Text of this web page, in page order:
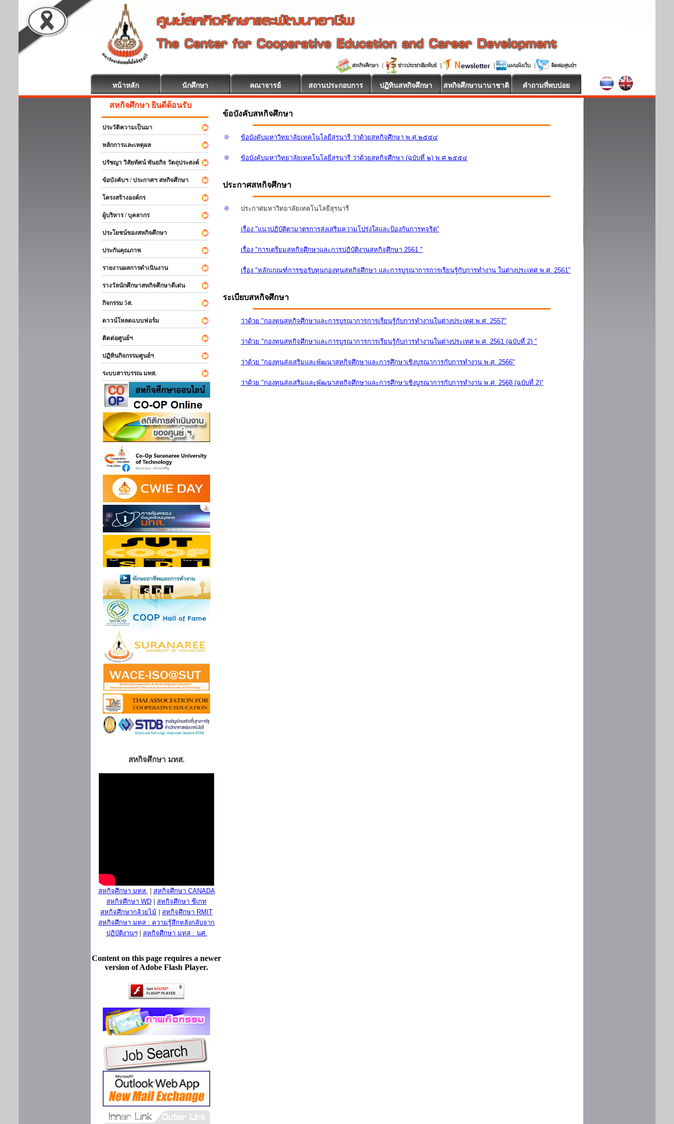
หน้าหลัก นักศึกษา คณาจารย์ สถานประกอบการ ปฏิทินสหกิจศึกษา สหกิจศึกษานานาชาติ คำถามที่พบบ่อย
สหกิจศึกษา ยินดีต้อนรับ
ประวัติความเป็นมา
หลักการและเหตุผล
ปรัชญา วิสัยทัศน์ พันธกิจ วัตถุประสงค์
ข้อบังคับฯ / ประกาศฯ สหกิจศึกษา
โครงสร้างองค์กร
ผู้บริหาร / บุคลากร
ประโยชน์ของสหกิจศึกษา
ประกันคุณภาพ
รายงานผลการดำเนินงาน
รางวัลนักศึกษาสหกิจศึกษาดีเด่น
กิจกรรม 5ส.
ดาวน์โหลดแบบฟอร์ม
ติดต่อศูนย์ฯ
ปฏิทินกิจกรรมศูนย์ฯ
ระบบสารบรรณ มทส.
สหกิจศึกษา มทส.
สหกิจศึกษา มทส.
สหกิจศึกษา CANADA
สหกิจศึกษา WD
สหกิจศึกษา ซีเกท
สหกิจศึกษากล้วยไม้
สหกิจศึกษา RMIT
สหกิจศึกษา มทส : ความรู้สึกหลังกลับจาก
ปฏิบัติงานฯ| สหกิจศึกษา มทส : นศ.
Content on this page requires a newer
version of Adobe Flash Player.
ข้อบังคับสหกิจศึกษา
ข้อบังคับมหาวิทยาลัยเทคโนโลยีสุรนารี ว่าด้วยสหกิจศึกษา พ.ศ.๒๕๕๔
ข้อบังคับมหาวิทยาลัยเทคโนโลยีสุรนารี ว่าด้วยสหกิจศึกษา (ฉบับที่ ๒) พ.ศ.๒๕๕๔
ประกาศสหกิจศึกษา
ประกาศมหาวิทยาลัยเทคโนโลยีสุรนารี
เรื่อง "แนวปฏิบัติตามาตรการส่งเสริมความโปร่งใสและป้องกันการทุจริต"
เรื่อง "การเตรียมสหกิจศึกษาและการปฏิบัติงานสหกิจศึกษา 2561 "
เรื่อง "หลักเกณฑ์การขอรับทุนกองทุนสหกิจศึกษา และการบูรณาการการเรียนรู้กับการทำงาน ในต่างประเทศ พ.ศ. 2561"
ระเบียบสหกิจศึกษา
ว่าด้วย "กองทุนสหกิจศึกษาและการบูรณาการการเรียนรู้กับการทำงานในต่างประเทศ พ.ศ. 2557"
ว่าด้วย "กองทุนสหกิจศึกษาและการบูรณาการการเรียนรู้กับการทำงานในต่างประเทศ พ.ศ. 2561 (ฉบับที่ 2) "
ว่าด้วย "กองทุนส่งเสริมและพัฒนาสหกิจศึกษาและการศึกษาเชิงบูรณาการกับการทำงาน พ.ศ. 2566"
ว่าด้วย "กองทุนส่งเสริมและพัฒนาสหกิจศึกษาและการศึกษาเชิงบูรณาการกับการทำงาน พ.ศ. 2568 (ฉบับที่ 2)"